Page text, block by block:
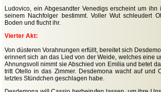
Ludovico, ein Abgesandter Venedigs erscheint um
seinem Nachfolger bestimmt. Voller Wut schleudert
Boden und flucht ihr.
Vierter Akt:
Von düsteren Vorahnungen erfüllt, bereitet sich
erinnert sich an das Lied von der Weide, welches eine
Ahnungsvoll nimmt sie Abschied von Emilia und betet
tritt Otello in das Zimmer. Desdemona wacht auf und
letztes Stündchen geschlagen habe.